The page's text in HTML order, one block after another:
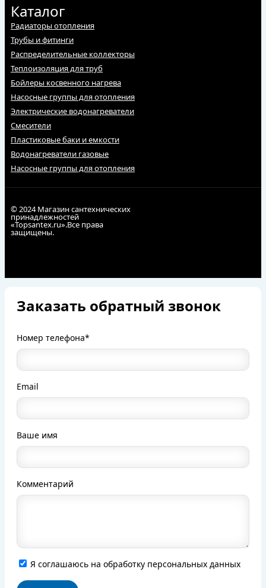
Каталог
Радиаторы отопления
Трубы и фитинги
Распределительные коллекторы
Теплоизоляция для труб
Бойлеры косвенного нагрева
Насосные группы для отопления
Электрические водонагреватели
Смесители
Пластиковые баки и емкости
Водонагреватели газовые
Насосные группы для отопления
© 2024 Магазин сантехнических
принадлежностей
«Topsantex.ru».Все права
защищены.
Заказать обратный звонок
Номер телефона*
Email
Ваше имя
Комментарий
Я соглашаюсь на обработку персональных данных